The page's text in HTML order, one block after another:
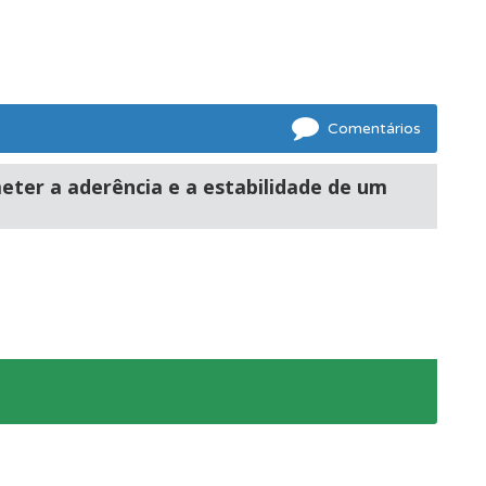
Comentários
a aderência e a estabilidade de um